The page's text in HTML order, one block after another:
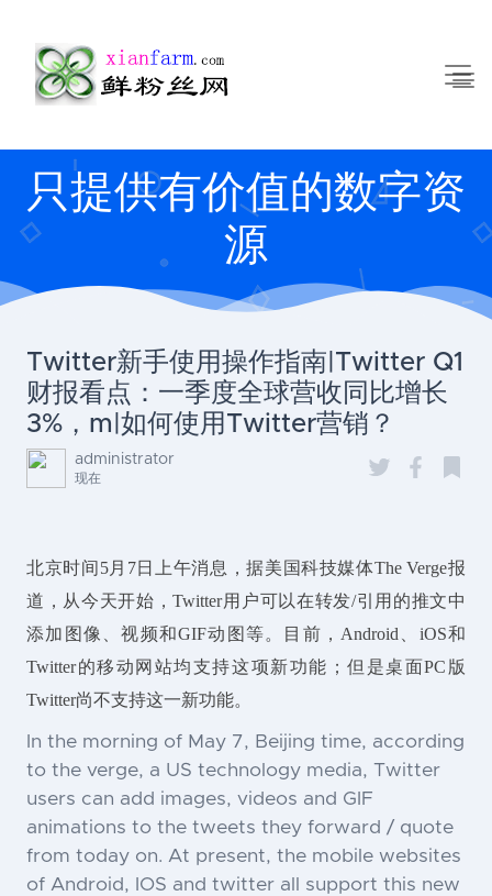
只提供有价值的数字资
源
Twitter新手使用操作指南|Twitter Q1
财报看点：一季度全球营收同比增长
3%，m|如何使用Twitter营销？
administrator
现在
北京时间5月7日上午消息，据美国科技媒体The Verge报
道，从今天开始，Twitter用户可以在转发/引用的推文中
添加图像、视频和GIF动图等。目前，Android、iOS和
Twitter的移动网站均支持这项新功能；但是桌面PC版
Twitter尚不支持这一新功能。
In the morning of May 7, Beijing time, according
to the verge, a US technology media, Twitter
users can add images, videos and GIF
animations to the tweets they forward / quote
from today on. At present, the mobile websites
of Android, IOS and twitter all support this new